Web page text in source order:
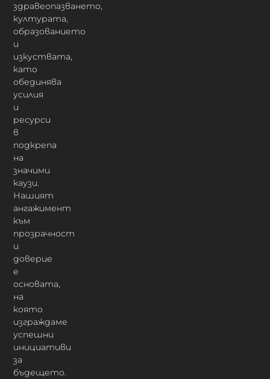
здравеопазването,
културата,
образованието
и
изкуствата,
като
обединява
усилия
и
ресурси
в
подкрепа
на
значими
каузи.
Нашият
ангажимент
към
прозрачност
и
доверие
е
основата,
на
която
изграждаме
успешни
инициативи
за
бъдещето.